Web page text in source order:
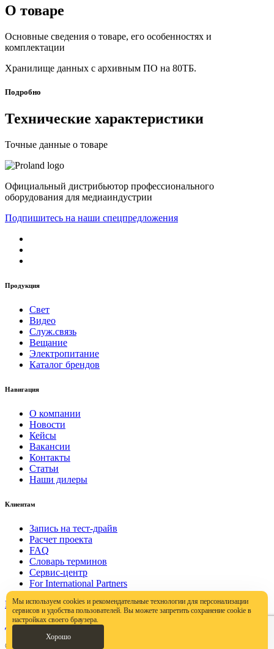
О товаре
Основные сведения о товаре, его особенностях и
комплектации
Хранилище данных с архивным ПО на 80ТБ.
Подробно
Технические характеристики
Точные данные о товаре
Официальный дистрибьютор профессионального
оборудования для медиаиндустрии
Подпишитесь на наши спецпредложения
Продукция
Свет
Видео
Служ.связь
Вещание
Электропитание
Каталог брендов
Навигация
О компании
Новости
Кейсы
Вакансии
Контакты
Статьи
Наши дилеры
Клиентам
Запись на тест-драйв
Расчет проекта
FAQ
Словарь терминов
Сервис-центр
For International Partners
Политика конфиденциальности
Договор публичной оферты
© ООО «Пролэнд Груп», 2000–2023
Мы используем cookies и рекомендательные технологии для персонализации
сервисов и удобства пользователей. Вы можете запретить сохранение cookie в
настройках своего браузера.
Хорошо